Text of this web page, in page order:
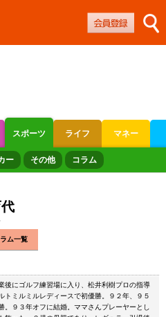
スポーツ ライフ マネー
ス
ー その他 コラム
ム一覧
後にゴルフ練習場に入り、松井利樹プロの指導
ミルミルレディースで初優勝。９２年、９５
９３年オフに結婚。ママさんプレーヤーとし